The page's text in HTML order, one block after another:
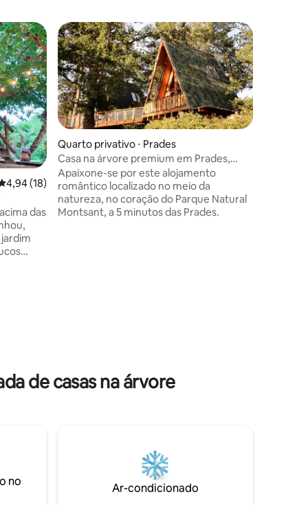
de uma avaliação média de 5, 18 avaliações
4,94 (18)
das
Quarto privativo ⋅ Prades
Casa na árvore premium em Prades,
banheira de hidromassagem
Apaixone-se por este alojamento
romântico localizado no meio da
natureza, no coração do Parque Natural
Montsant, a 5 minutos das Prades.
de casas na árvore
no
Ar-condicionado